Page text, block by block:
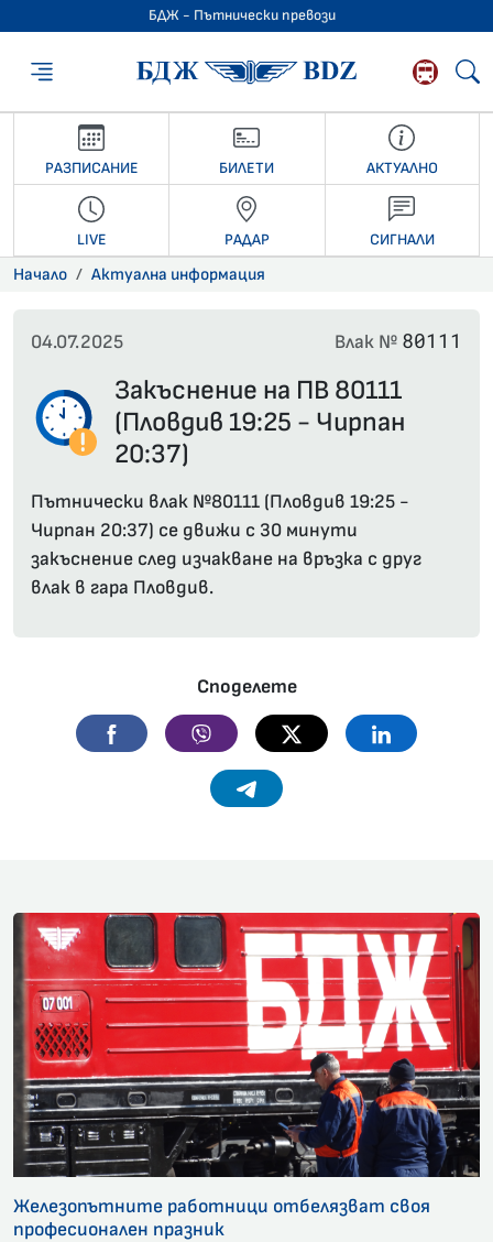
БДЖ - Пътнически превози
БДЖ -
РАЗПИСАНИЕ БИЛЕТИ АКТУАЛНО
LIVE РАДАР СИГНАЛИ
Начало Актуална информация
04.07.2025 Влак № 80111
Закъснение на ПВ 80111
(Пловдив 19:25 - Чирпан
20:37)
Пътнически влак №80111 (Пловдив 19:25 -
Чирпан 20:37) се движи с 30 минути
закъснение след изчакване на връзка с друг
влак в гара Пловдив.
Споделете
Facebook Viber Twitter Linkedin
Telegram
Железопътните работници отбелязват своя
професионален празник